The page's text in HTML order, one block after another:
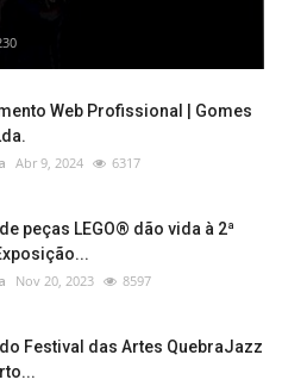
Web Profissional | Gomes
Abr 9, 2024 6317
peças LEGO® dão vida à 2ª
Nov 20, 2023 8597
Festival das Artes QuebraJazz